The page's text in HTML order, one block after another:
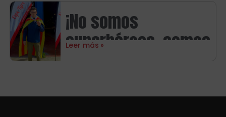
neumáticos
Michelin
¡No somos
superhéroes, somos
Leer más